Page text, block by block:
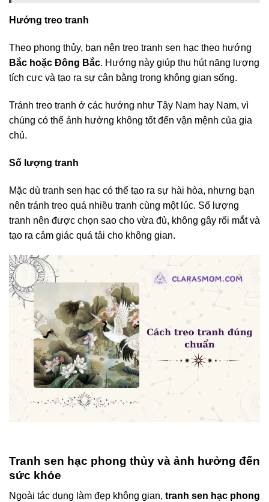
Hướng treo tranh
Theo phong thủy, bạn nên treo tranh sen hạc theo hướng
Bắc hoặc Đông Bắc. Hướng này giúp thu hút năng lượng
tích cực và tạo ra sự cân bằng trong không gian sống.
Tránh treo tranh ở các hướng như Tây Nam hay Nam, vì
chúng có thể ảnh hưởng không tốt đến vận mệnh của gia
chủ.
Số lượng tranh
Mặc dù tranh sen hạc có thể tạo ra sự hài hòa, nhưng bạn
nên tránh treo quá nhiều tranh cùng một lúc. Số lượng
tranh nên được chọn sao cho vừa đủ, không gây rối mắt và
tạo ra cảm giác quá tải cho không gian.
Tranh sen hạc phong thủy và ảnh hưởng đến
sức khỏe
Ngoài tác dụng làm đẹp không gian, tranh sen hạc phong